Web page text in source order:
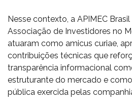
Nesse contexto, a APIMEC Brasil
Associação de Investidores no
atuaram como amicus curiae,
contribuições técnicas que
transparência informacional
estruturante do mercado e
pública exercida pelas